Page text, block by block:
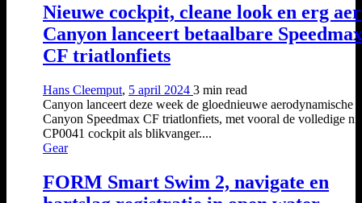
Nieuwe cockpit, cleane look en erg
Canyon lanceert betaalbare Speedmax
CF triatlonfiets
Hans Cleemput, 5 april 2024 3 min read
Canyon lanceert deze week de gloednieuwe aerodynamische
Canyon Speedmax CF triatlonfiets, met vooral de volledige
CP0041 cockpit als blikvanger....
Gear
FORM Smart Swim 2, navigate en